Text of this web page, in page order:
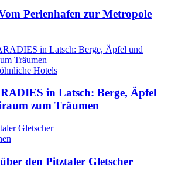
Perlenhafen zur Metropole
Hotels
in Latsch: Berge, Äpfel
zum Träumen
den Pitztaler Gletscher